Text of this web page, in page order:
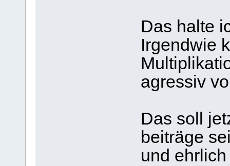
Das halte
Irgendwie
agressiv
Das soll
beiträge
und